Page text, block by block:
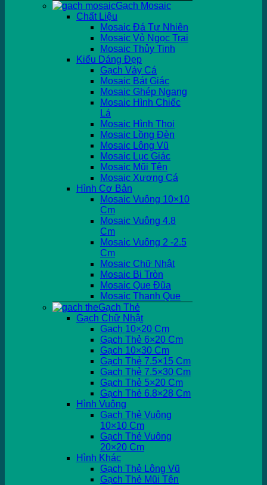
Gạch Mosaic
Chất Liệu
Mosaic Đá Tự Nhiên
Mosaic Vỏ Ngọc Trai
Mosaic Thủy Tinh
Kiểu Dáng Đẹp
Gạch Vảy Cá
Mosaic Bát Giác
Mosaic Ghép Ngang
Mosaic Hình Chiếc
Lá
Mosaic Hình Thoi
Mosaic Lồng Đèn
Mosaic Lông Vũ
Mosaic Lục Giác
Mosaic Mũi Tên
Mosaic Xương Cá
Hình Cơ Bản
Mosaic Vuông 10×10
Cm
Mosaic Vuông 4.8
Cm
Mosaic Vuông 2 -2.5
Cm
Mosaic Chữ Nhật
Mosaic Bi Tròn
Mosaic Que Đũa
Mosaic Thanh Que
Gạch Thẻ
Gạch Chữ Nhật
Gạch 10×20 Cm
Gạch Thẻ 6×20 Cm
Gạch 10×30 Cm
Gạch Thẻ 7.5×15 Cm
Gạch Thẻ 7.5×30 Cm
Gạch Thẻ 5×20 Cm
Gạch Thẻ 6.8×28 Cm
Hình Vuông
Gạch Thẻ Vuông
10×10 Cm
Gạch Thẻ Vuông
20×20 Cm
Hình Khác
Gạch Thẻ Lông Vũ
Gạch Thẻ Mũi Tên